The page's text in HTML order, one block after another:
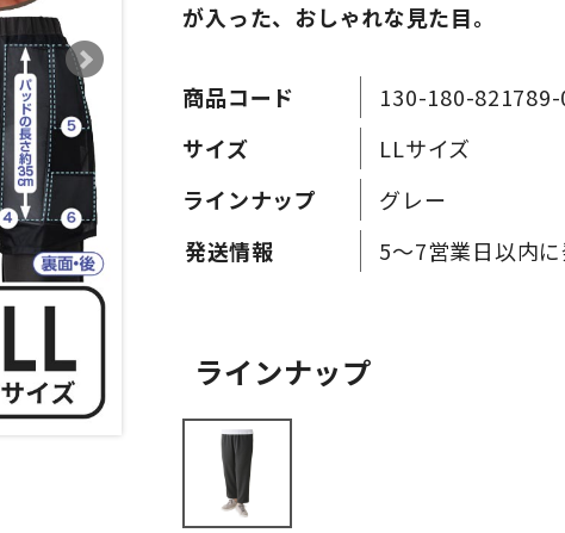
が入った、おしゃれな見た目。
商品コード
130-180-821789-
サイズ
LLサイズ
ラインナップ
グレー
5～7営業日以内
ラインナップ